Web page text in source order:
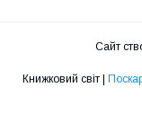
Сайт